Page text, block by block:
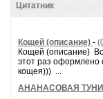
Цитатник
Кощей (описание) -
Кощей (описание)
этот раз оформлено
кощея))) ...
АНАНАСОВАЯ